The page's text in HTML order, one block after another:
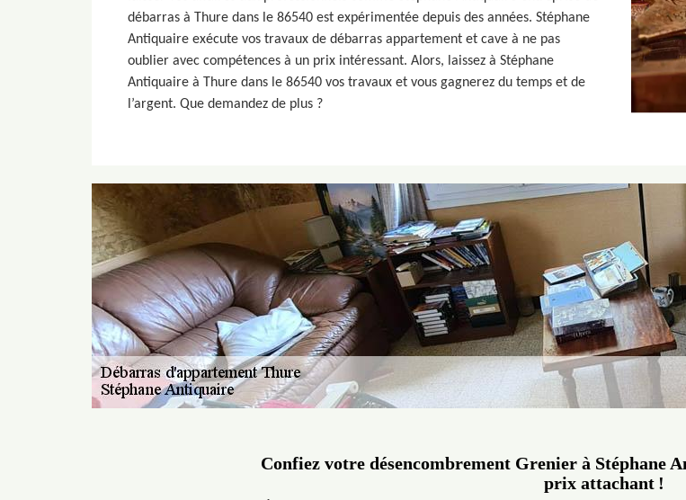
débarras à Thure dans le 86540 est expérimentée depuis des années. Stéphane
Antiquaire exécute vos travaux de débarras appartement et cave à ne pas
oublier avec compétences à un prix intéressant. Alors, laissez à Stéphane
Antiquaire à Thure dans le 86540 vos travaux et vous gagnerez du temps et de
l’argent. Que demandez de plus ?
Confiez votre désencombrement Grenier à Stéphane
prix attachant !